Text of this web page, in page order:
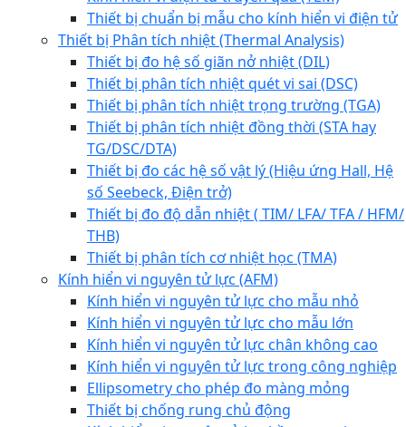
Thiết bị chuẩn bị mẫu cho kính hiển vi điện tử
Thiết bị Phân tích nhiệt (Thermal Analysis)
Thiết bị đo hệ số giãn nở nhiệt (DIL)
Thiết bị phân tích nhiệt quét vi sai (DSC)
Thiết bị phân tích nhiệt trọng trường (TGA)
Thiết bị phân tích nhiệt đồng thời (STA hay
TG/DSC/DTA)
Thiết bị đo các hệ số vật lý (Hiệu ứng Hall, Hệ
số Seebeck, Điện trở)
Thiết bị đo độ dẫn nhiệt ( TIM/ LFA/ TFA / HFM/
THB)
Thiết bị phân tích cơ nhiệt học (TMA)
Kính hiển vi nguyên tử lực (AFM)
Kính hiển vi nguyên tử lực cho mẫu nhỏ
Kính hiển vi nguyên tử lực cho mẫu lớn
Kính hiển vi nguyên tử lực chân không cao
Kính hiển vi nguyên tử lực trong công nghiệp
Ellipsometry cho phép đo màng mỏng
Thiết bị chống rung chủ động